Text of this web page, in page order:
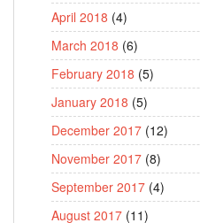
April 2018 (4)
March 2018 (6)
February 2018 (5)
January 2018 (5)
December 2017 (12)
November 2017 (8)
September 2017 (4)
August 2017 (11)